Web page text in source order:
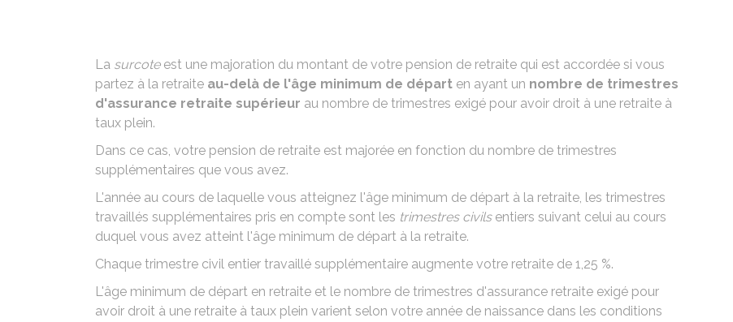
La surcoteest une majoration du montant de votre pension de retraite qui est accordée si vous
partez à la retraite au-delà de l'âge minimum de départ en ayant un nombre de trimestres
d'assurance retraite supérieur au nombre de trimestres exigé pour avoir droit à une retraite à
taux plein.
Dans ce cas, votre pension de retraite est majorée en fonction du nombre de trimestres
supplémentaires que vous avez.
L'année au cours de laquelle vous atteignez l'âge minimum de départ à la retraite, les trimestres
travaillés supplémentaires pris en compte sont les trimestres civilsentiers suivant celui au cours
duquel vous avez atteint l'âge minimum de départ à la retraite.
Chaque trimestre civil entier travaillé supplémentaire augmente votre retraite de 1,25 %.
L'âge minimum de départ en retraite et le nombre de trimestres d'assurance retraite exigé pour
avoir droit à une retraite à taux plein varient selon votre année de naissance dans les conditions